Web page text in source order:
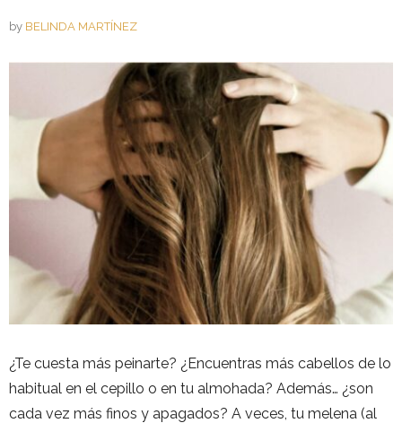
by BELINDA MARTÍNEZ
¿Te cuesta más peinarte? ¿Encuentras más cabellos de lo
habitual en el cepillo o en tu almohada? Además… ¿son
cada vez más finos y apagados? A veces, tu melena (al